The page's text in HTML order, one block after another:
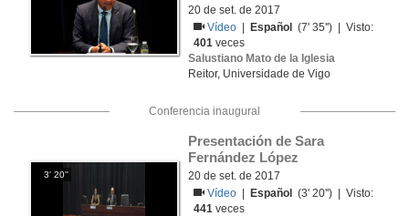
20 de set. de 2017
Vídeo
Español
(7' 35'') | Visto:
401 veces
Salustiano Mato de la Iglesia
Reitor, Universidade de Vigo
Conferencia inaugural
3' 20''
Presentación de Sara
Fernández López
20 de set. de 2017
Vídeo
Español
(3' 20'') | Visto:
441 veces